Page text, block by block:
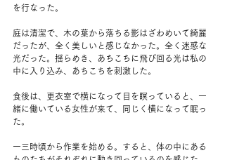
を行なった。
庭は清潔で、木の葉から落ちる影はざわめいて綺麗
だったが、全く美しいと感じなかった。全く迷惑な
光だった。揺らめき、あちこちに飛び回る光は私の
中に入り込み、あちこちを刺激した。
食後は、更衣室で横になって目を瞑っていると、一
緒に働いている女性が来て、同じく横になって眠っ
た。
一三時頃から作業を始める。すると、体の中にある